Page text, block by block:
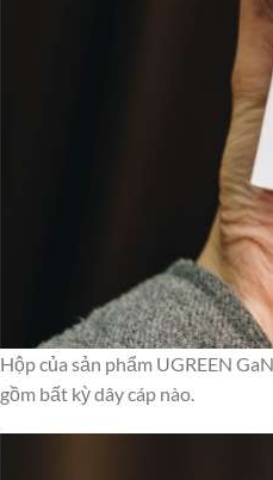
Hộp của sản phẩm UGREEN
gồm bất kỳ dây cáp nào.